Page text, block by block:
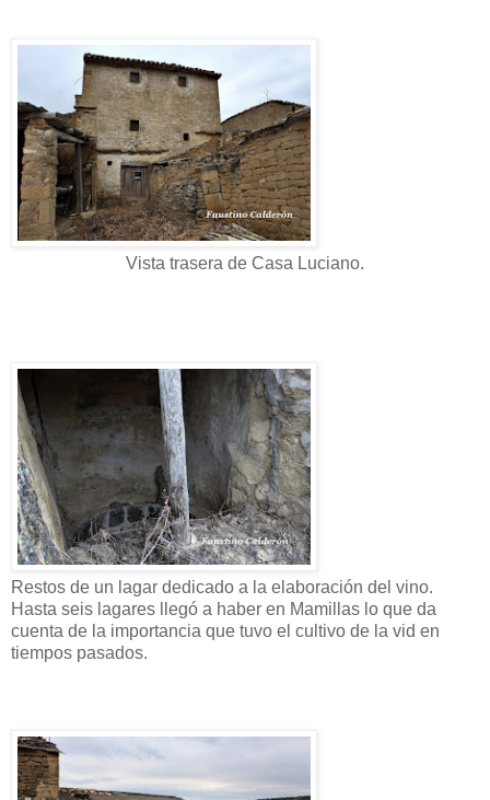
Vista trasera de Casa Luciano.
Restos de un lagar dedicado a la elaboración del vino.
Hasta seis lagares llegó a haber en Mamillas lo que da
cuenta de la importancia que tuvo el cultivo de la vid en
tiempos pasados.